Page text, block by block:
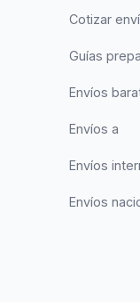
Créditos y
Cargos extra
Cotizar
Guías
Envíos
Envíos a
Envíos
Envíos